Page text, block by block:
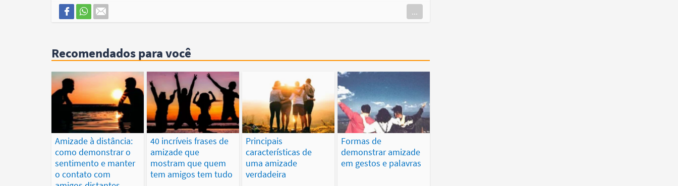
...
Recomendados para você
Amizade à distância:
como demonstrar o
sentimento e manter
o contato com
40 incríveis frases de
amizade que
mostram que quem
tem amigos tem tudo
Principais
características de
uma amizade
verdadeira
Formas de
demonstrar amizade
em gestos e palavras